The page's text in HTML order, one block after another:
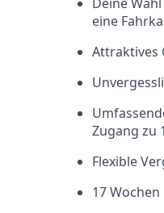
eine
Attraktives
Zugang zu
Flexible
17